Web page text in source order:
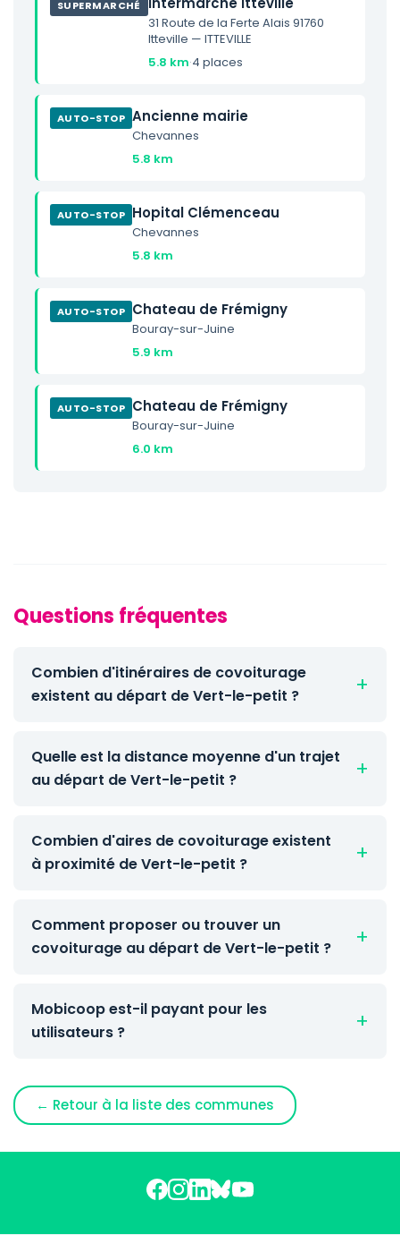
SUPERMARCHÉ
31 Route de la Ferte Alais 91760
Itteville — ITTEVILLE
5.8 km·4 places
AUTO-STOP Ancienne mairie
Chevannes
5.8 km
AUTO-STOP Hopital Clémenceau
Chevannes
5.8 km
AUTO-STOP Chateau de Frémigny
Bouray-sur-Juine
5.9 km
AUTO-STOP Chateau de Frémigny
Bouray-sur-Juine
6.0 km
Questions fréquentes
Combien d'itinéraires de covoiturage
existent au départ de Vert-le-petit ?
Quelle est la distance moyenne d'un trajet
au départ de Vert-le-petit ?
Combien d'aires de covoiturage existent
à proximité de Vert-le-petit ?
Comment proposer ou trouver un
covoiturage au départ de Vert-le-petit ?
Mobicoop est-il payant pour les
utilisateurs ?
← Retour à la liste des communes